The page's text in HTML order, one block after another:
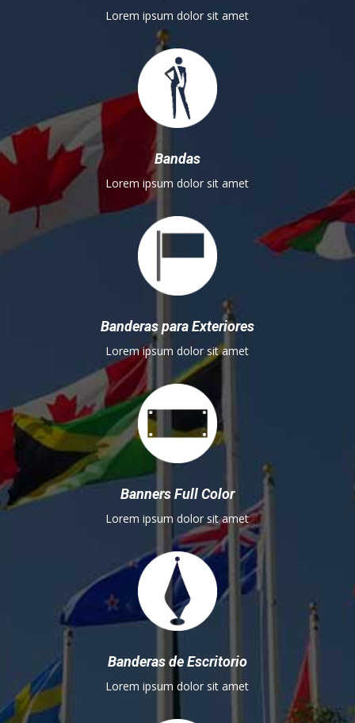
Lorem ipsum dolor sit amet
Bandas
Lorem ipsum dolor sit amet
Banderas para Exteriores
Lorem ipsum dolor sit amet
Banners Full Color
Lorem ipsum dolor sit amet
Banderas de Escritorio
Lorem ipsum dolor sit amet